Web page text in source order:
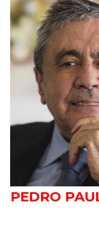
PEDRO
Assine e receba os